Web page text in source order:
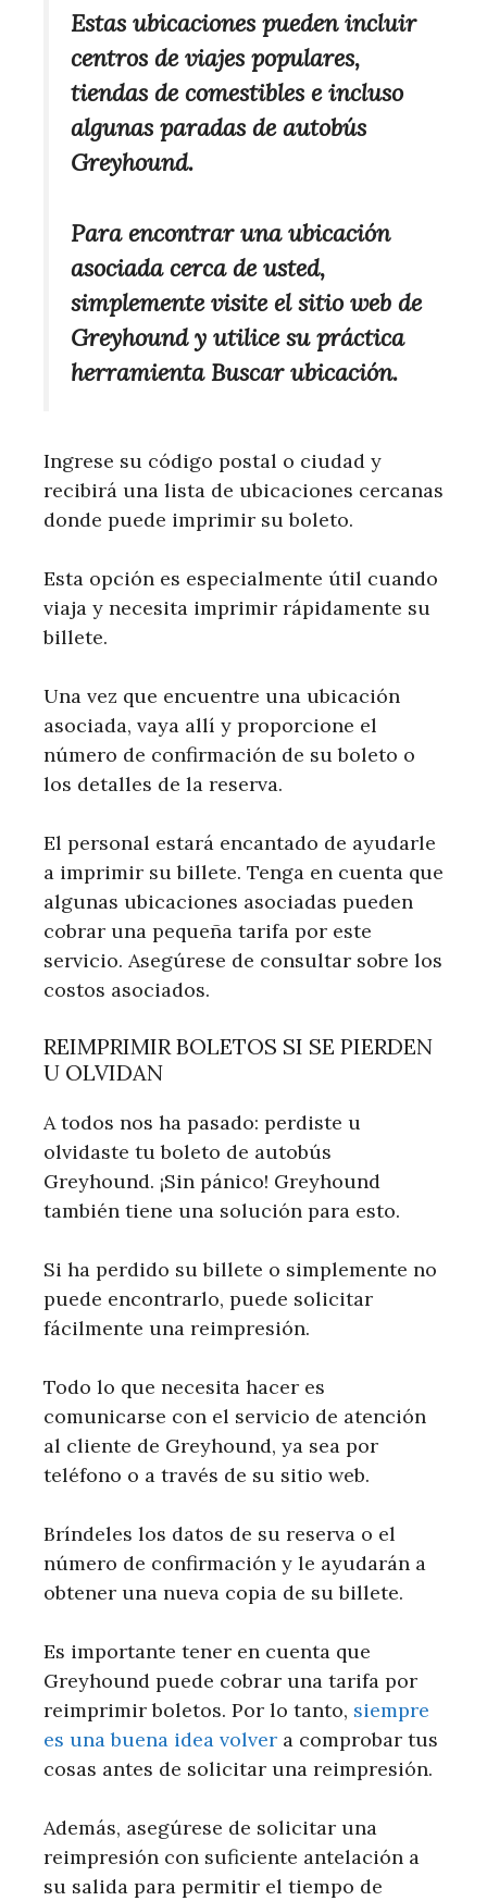
Estas ubicaciones pueden incluir
centros de viajes populares,
tiendas de comestibles e incluso
algunas paradas de autobús
Greyhound.
Para encontrar una ubicación
asociada cerca de usted,
simplemente visite el sitio web de
Greyhound y utilice su práctica
herramienta Buscar ubicación.
Ingrese su código postal o ciudad y
recibirá una lista de ubicaciones cercanas
donde puede imprimir su boleto.
Esta opción es especialmente útil cuando
viaja y necesita imprimir rápidamente su
billete.
Una vez que encuentre una ubicación
asociada, vaya allí y proporcione el
número de confirmación de su boleto o
los detalles de la reserva.
El personal estará encantado de ayudarle
a imprimir su billete. Tenga en cuenta que
algunas ubicaciones asociadas pueden
cobrar una pequeña tarifa por este
servicio. Asegúrese de consultar sobre los
costos asociados.
REIMPRIMIR BOLETOS SI SE PIERDEN
U OLVIDAN
A todos nos ha pasado: perdiste u
olvidaste tu boleto de autobús
Greyhound. ¡Sin pánico! Greyhound
también tiene una solución para esto.
Si ha perdido su billete o simplemente no
puede encontrarlo, puede solicitar
fácilmente una reimpresión.
Todo lo que necesita hacer es
comunicarse con el servicio de atención
al cliente de Greyhound, ya sea por
teléfono o a través de su sitio web.
Bríndeles los datos de su reserva o el
número de confirmación y le ayudarán a
obtener una nueva copia de su billete.
Es importante tener en cuenta que
Greyhound puede cobrar una tarifa por
reimprimir boletos. Por lo tanto, siempre
es una buena idea volver a comprobar tus
cosas antes de solicitar una reimpresión.
Además, asegúrese de solicitar una
reimpresión con suficiente antelación a
su salida para permitir el tiempo de